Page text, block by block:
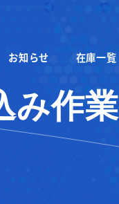
お知らせ 在庫一覧
み作業